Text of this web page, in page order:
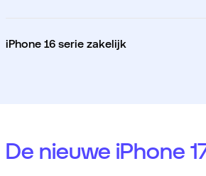
iPhone 16 serie zakelijk
De nieuwe iPhone